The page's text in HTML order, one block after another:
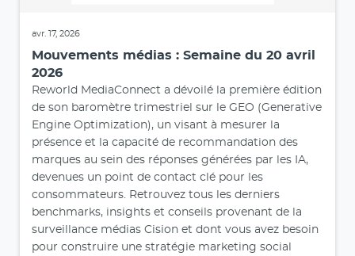
avr. 17, 2026
Mouvements médias : Semaine du 20 avril
2026
Reworld MediaConnect a dévoilé la première édition
de son baromètre trimestriel sur le GEO (Generative
Engine Optimization), un visant à mesurer la
présence et la capacité de recommandation des
marques au sein des réponses générées par les IA,
devenues un point de contact clé pour les
consommateurs. Retrouvez tous les derniers
benchmarks, insights et conseils provenant de la
surveillance médias Cision et dont vous avez besoin
pour construire une stratégie marketing social